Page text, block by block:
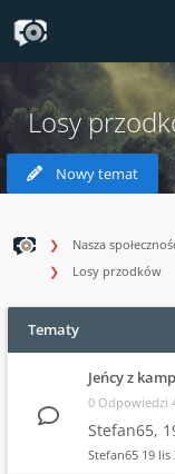
Losy
Nowy temat
Nasza
Losy przodków
Tematy
Jeńcy z
0 Odpowiedzi
Stefan65,
Stefan65 19 lis